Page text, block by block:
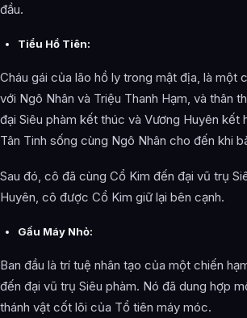
đầu.
Tiểu Hồ Tiên:
Cháu gái của lão hồ ly trong mật địa, là
với Ngô Nhân và Triệu Thanh Hạm, và thân
đại Siêu phàm kết thúc và Vương Huyên
Tân Tinh sống cùng Ngô Nhân cho đến khi
Sau đó, cô đã cùng Cổ Kim đến đại vũ trụ
Huyên, cô được Cổ Kim giữ lại bên cạnh.
Gấu Máy Nhỏ:
Ban đầu là trí tuệ nhân tạo của một chiến
đến đại vũ trụ Siêu phàm. Nó đã dung hợp
thánh vật cốt lõi của Tổ tiên máy móc.